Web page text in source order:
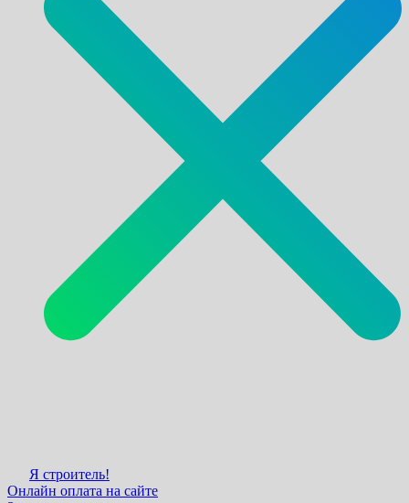
Я строитель!
Онлайн оплата на сайте